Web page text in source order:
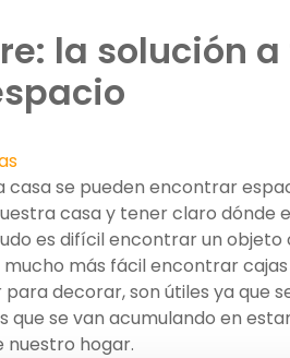
la solución a
casa se pueden encontrar
casa y tener claro dónde
es difícil encontrar un objeto
más fácil encontrar
decorar, son útiles ya que
se van acumulando en
nuestro hogar.